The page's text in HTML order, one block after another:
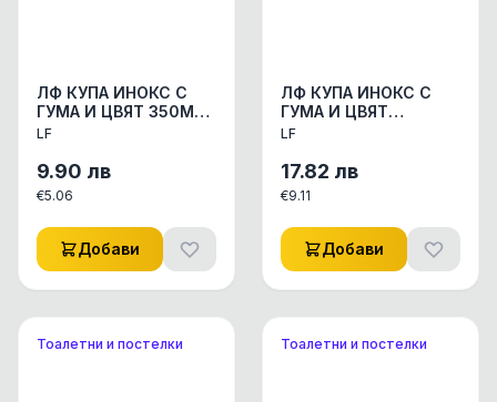
ЛФ КУПА ИНОКС С
ГУМА И ЦВЯТ 350МЛ
АКСЕСОАРИ КУЧЕ/
СЪДОВЕ 1бр.
LF
9.90 лв
€5.06
Добави
ЛФ КУПА ИНОКС С
ГУМА И ЦВЯТ
2.70Л/24СМ
КОТЕ КУПИЧКИ/WC
СЪДОВЕ 1бр
LF
17.82 лв
€9.11
Добави
Тоалетни и постелки Тоалетни и постелки